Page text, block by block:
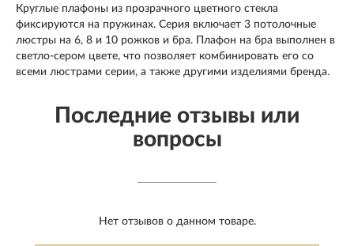
Круглые плафоны из прозрачного цветного стекла
фиксируются на пружинах. Серия включает 3 потолочные
люстры на 6, 8 и 10 рожков и бра. Плафон на бра выполнен в
светло-сером цвете, что позволяет комбинировать его со
всеми люстрами серии, а также другими изделиями бренда.
Последние отзывы или
вопросы
Нет отзывов о данном товаре.